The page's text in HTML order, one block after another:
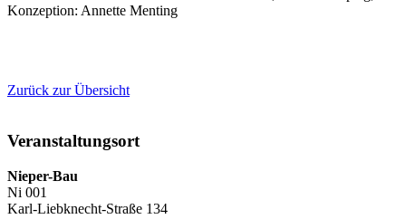
Konzeption: Annette Menting
Zurück zur Übersicht
Veranstaltungsort
Nieper-Bau
Ni 001
Karl-Liebknecht-Straße 134